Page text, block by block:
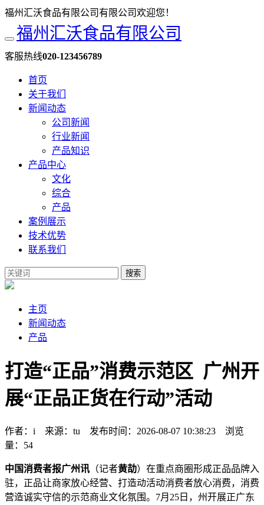
福州汇沃食品有限公司有限公司欢迎您！
福州汇沃食品有限公司
客服热线020-123456789
首页
关于我们
新闻动态
公司新闻
行业新闻
产品知识
产品中心
文化
综合
产品
案例展示
技术优势
联系我们
搜索
主页
新闻动态
产品
打造“正品”消费示范区 广州开
展“正品正货在行动”活动
作者：i 来源：tu 发布时间：2026-08-07 10:38:23 浏览
量：54
中国消费者报广州讯 （记者黄劼）在重点商圈形成正品品牌入
驻，正品让商家放心经营、打造动活动消费者放心消费，消费
营造诚实守信的示范商业文化氛围。7月25日，州开展正广东